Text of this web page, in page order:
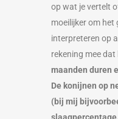
op wat je vertelt
moeilijker om het
interpreteren op
rekening mee
maanden duren
De konijnen op
(bij mij